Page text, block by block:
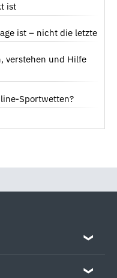
ist
ist – nicht die letzte
verstehen und Hilfe
Sportwetten?
❯
❯